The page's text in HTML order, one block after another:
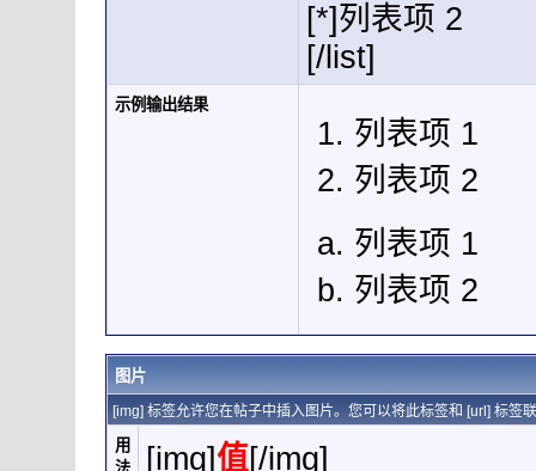
[*]列表项 2
[/list]
示例输出结果
列表项 1
列表项 2
列表项 1
列表项 2
图片
[img] 标签允许您在帖子中插入图片。您可以将此标签和 [url] 标签
用
[img]值[/img]